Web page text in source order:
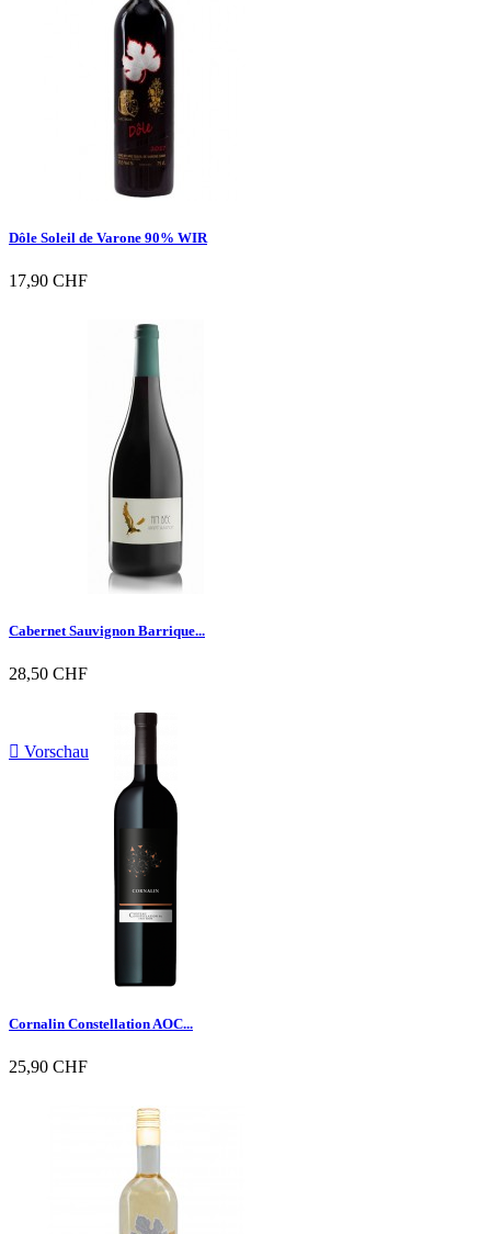
Dôle Soleil de Varone 90% WIR
17,90 CHF
Cabernet Sauvignon Barrique...
28,50 CHF
 Vorschau
Cornalin Constellation AOC...
25,90 CHF